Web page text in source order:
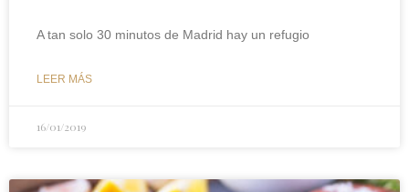
A tan solo 30 minutos de Madrid hay un refugio
LEER MÁS
16/01/2019